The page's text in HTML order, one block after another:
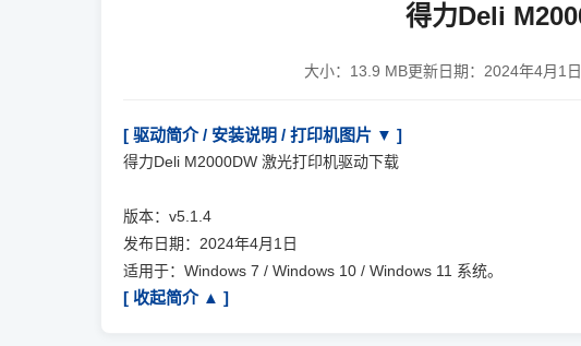
得力Deli
大小： 13.9 MB更新日期： 2024年4月1日
[ 驱动简介 / 安装说明 / 打印机图片 ▼ ]
得力Deli M2000DW 激光打印机驱动下载
版本：v5.1.4
发布日期：2024年4月1日
适用于：Windows 7 / Windows 10 / Windows 11 系统。
[ 收起简介 ▲ ]